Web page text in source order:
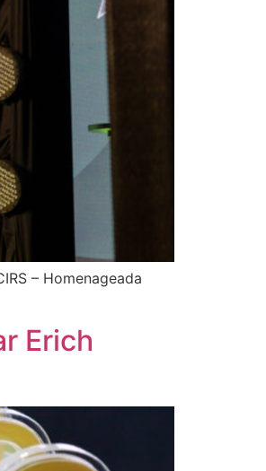
– Homenageada
Erich